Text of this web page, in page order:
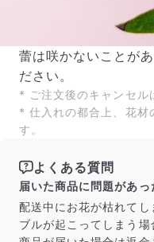
蕾は咲かないことが
ださい。
* ご注文後のキャンセル
* 仕入れの都合上、花材
す。
よくある質問
届いた商品に問題があっ
配送中にお花が枯れて
ブルが起こってしまう